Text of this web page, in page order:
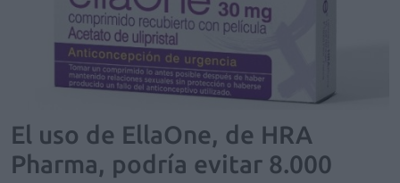
El uso de EllaOne, de HRA
Pharma, podría evitar 8.000